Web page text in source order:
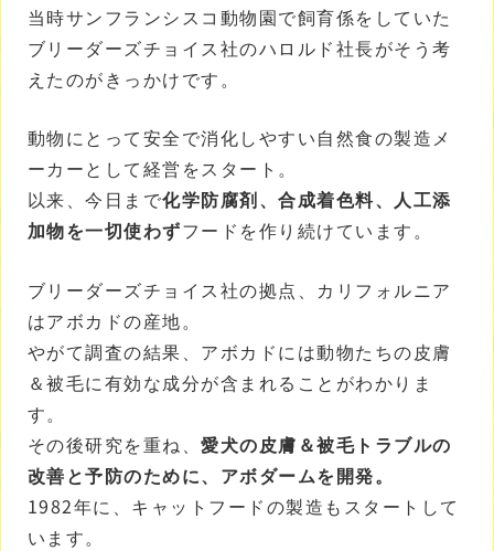
当時サンフランシスコ動物園で飼育係をしていた
ブリーダーズチョイス社のハロルド社長がそう考
えたのがきっかけです。
動物にとって安全で消化しやすい自然食の製造メ
ーカーとして経営をスタート。
以来、今日まで化学防腐剤、合成着色料、人工添
加物を一切使わずフードを作り続けています。
ブリーダーズチョイス社の拠点、カリフォルニア
はアボカドの産地。
やがて調査の結果、アボカドには動物たちの皮膚
＆被毛に有効な成分が含まれることがわかりま
す。
その後研究を重ね、 愛犬の皮膚＆被毛トラブルの
改善と予防のために、アボダームを開発。
1982年に、キャットフードの製造もスタートして
います。